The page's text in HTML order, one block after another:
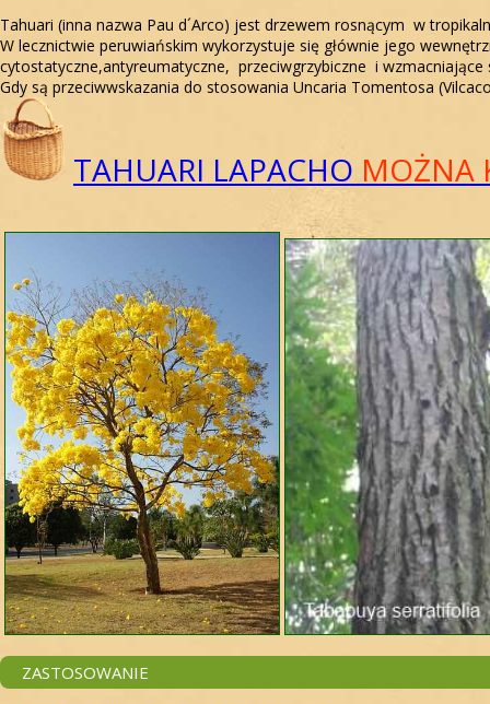
Tahuari (inna nazwa Pau d´Arco) jest drzewem rosnącym w
W lecznictwie peruwiańskim wykorzystuje się głównie jego
cytostatyczne,antyreumatyczne, przeciwgrzybiczne i
Gdy są przeciwwskazania do stosowania Uncaria Tomentosa
TAHUARI LAPACHO MOŻNA
ZASTOSOWANIE